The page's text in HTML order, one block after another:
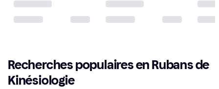
Recherches populaires en Rubans de
Kinésiologie